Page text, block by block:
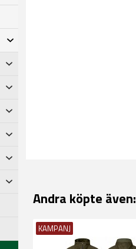
Andra köpte även:
KAMPANJ